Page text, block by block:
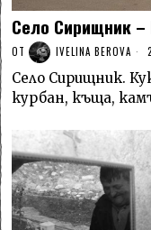
Село Сирищник –
ОТ IVELINA BEROVA
Село Сирищник.
курбан, къщa,